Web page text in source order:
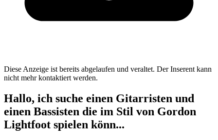
Diese Anzeige ist bereits abgelaufen und veraltet. Der Inserent kann
nicht mehr kontaktiert werden.
Hallo, ich suche einen Gitarristen und
einen Bassisten die im Stil von Gordon
Lightfoot spielen könn...